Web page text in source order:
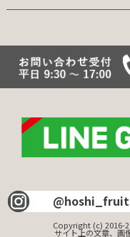
Copyright (c) 2016-
サイト上の文章、画